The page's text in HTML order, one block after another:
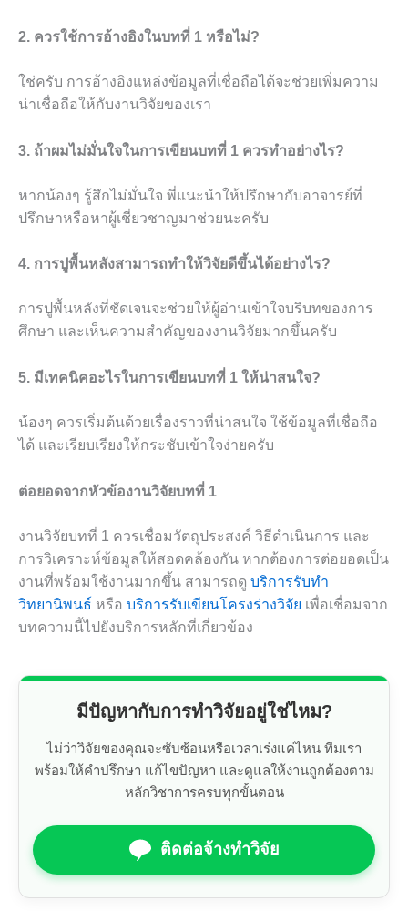
2. ควรใช้การอ้างอิงในบทที่ 1 หรือไม่?
ใช่ครับ การอ้างอิงแหล่งข้อมูลที่เชื่อถือได้จะช่วยเพิ่มความ
น่าเชื่อถือให้กับงานวิจัยของเรา
3. ถ้าผมไม่มั่นใจในการเขียนบทที่ 1 ควรทำอย่างไร?
หากน้องๆ รู้สึกไม่มั่นใจ พี่แนะนำให้ปรึกษากับอาจารย์ที่
ปรึกษาหรือหาผู้เชี่ยวชาญมาช่วยนะครับ
4. การปูพื้นหลังสามารถทำให้วิจัยดีขึ้นได้อย่างไร?
การปูพื้นหลังที่ชัดเจนจะช่วยให้ผู้อ่านเข้าใจบริบทของการ
ศึกษา และเห็นความสำคัญของงานวิจัยมากขึ้นครับ
5. มีเทคนิคอะไรในการเขียนบทที่ 1 ให้น่าสนใจ?
น้องๆ ควรเริ่มต้นด้วยเรื่องราวที่น่าสนใจ ใช้ข้อมูลที่เชื่อถือ
ได้ และเรียบเรียงให้กระชับเข้าใจง่ายครับ
ต่อยอดจากหัวข้องานวิจัยบทที่ 1
งานวิจัยบทที่ 1 ควรเชื่อมวัตถุประสงค์ วิธีดำเนินการ และ
การวิเคราะห์ข้อมูลให้สอดคล้องกัน หากต้องการต่อยอดเป็น
งานที่พร้อมใช้งานมากขึ้น สามารถดู บริการรับทำ
วิทยานิพนธ์ หรือ บริการรับเขียนโครงร่างวิจัย เพื่อเชื่อมจาก
บทความนี้ไปยังบริการหลักที่เกี่ยวข้อง
มีปัญหากับการทำวิจัยอยู่ใช่ไหม?
ไม่ว่าวิจัยของคุณจะซับซ้อนหรือเวลาเร่งแค่ไหน ทีมเรา
พร้อมให้คำปรึกษา แก้ไขปัญหา และดูแลให้งานถูกต้องตาม
หลักวิชาการครบทุกขั้นตอน
ติดต่อจ้างทำวิจัย